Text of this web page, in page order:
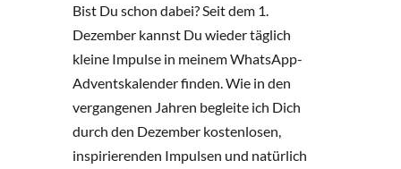
Bist Du schon dabei? Seit dem 1.
Dezember kannst Du wieder täglich
kleine Impulse in meinem WhatsApp-
Adventskalender finden. Wie in den
vergangenen Jahren begleite ich Dich
durch den Dezember kostenlosen,
inspirierenden Impulsen und natürlich